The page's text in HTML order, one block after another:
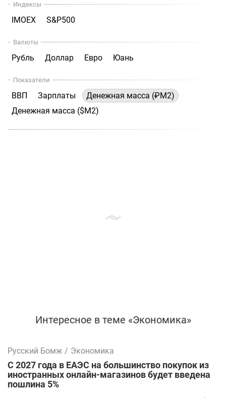
Индексы
IMOEX S&P500
Валюты
Рубль Доллар Евро Юань
Показатели
ВВП Зарплаты
Денежная масса (₽М2)
Денежная масса ($М2)
Интересное в теме «Экономика»
Русский Бомж / Экономика
С 2027 года в ЕАЭС на большинство покупок из
иностранных онлайн-магазинов будет введена
пошлина 5%